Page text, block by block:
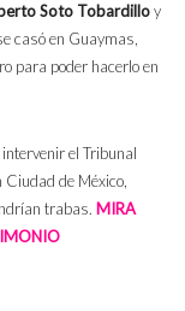
Soto Tobardilloy
casó en Guaymas,
para poder hacerlo en
el Tribunal
Ciudad de México,
trabas. MIRA